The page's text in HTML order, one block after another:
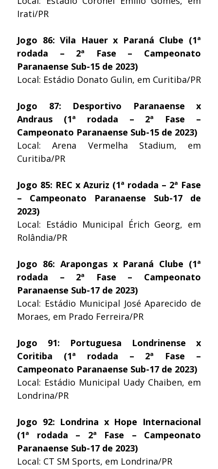
Irati/PR
Jogo 86: Vila Hauer x Paraná Clube (1ª
rodada – 2ª Fase – Campeonato
Paranaense Sub-15 de 2023)
Local: Estádio Donato Gulin, em Curitiba/PR
Jogo 87: Desportivo Paranaense x
Andraus (1ª rodada – 2ª Fase –
Campeonato Paranaense Sub-15 de 2023)
Local: Arena Vermelha Stadium, em
Curitiba/PR
Jogo 85: REC x Azuriz (1ª rodada – 2ª Fase
– Campeonato Paranaense Sub-17 de
2023)
Local: Estádio Municipal Érich Georg, em
Rolândia/PR
Jogo 86: Arapongas x Paraná Clube (1ª
rodada – 2ª Fase – Campeonato
Paranaense Sub-17 de 2023)
Local: Estádio Municipal José Aparecido de
Moraes, em Prado Ferreira/PR
Jogo 91: Portuguesa Londrinense x
Coritiba (1ª rodada – 2ª Fase –
Campeonato Paranaense Sub-17 de 2023)
Local: Estádio Municipal Uady Chaiben, em
Londrina/PR
Jogo 92: Londrina x Hope Internacional
(1ª rodada – 2ª Fase – Campeonato
Paranaense Sub-17 de 2023)
Local: CT SM Sports, em Londrina/PR